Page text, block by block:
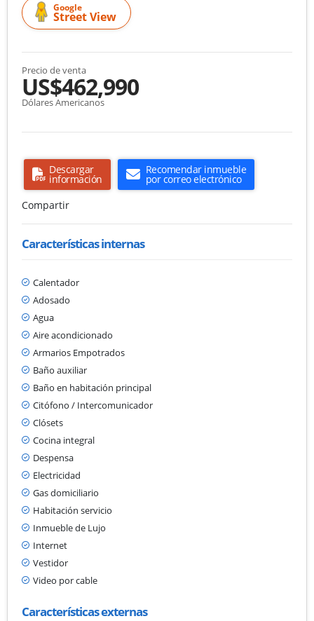
Google
Street View
Precio de venta
US$462,990
Dólares Americanos
Descargar
información
Recomendar inmueble
por correo electrónico
Compartir
Características internas
Calentador
Adosado
Agua
Aire acondicionado
Armarios Empotrados
Baño auxiliar
Baño en habitación principal
Citófono / Intercomunicador
Clósets
Cocina integral
Despensa
Electricidad
Gas domiciliario
Habitación servicio
Inmueble de Lujo
Internet
Vestidor
Video por cable
Características externas